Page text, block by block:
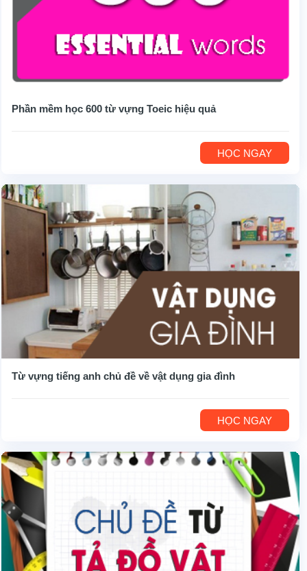
Phần mềm học 600 từ vựng Toeic hiệu quả
HỌC NGAY
Từ vựng tiếng anh chủ đề về vật dụng gia đình
HỌC NGAY